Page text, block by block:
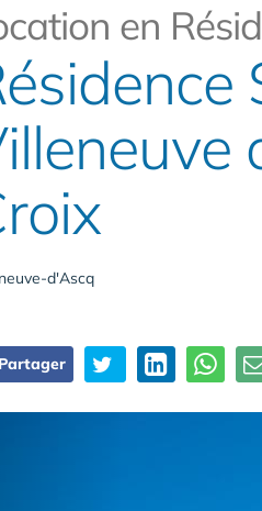
en
d'Ascq
Partager